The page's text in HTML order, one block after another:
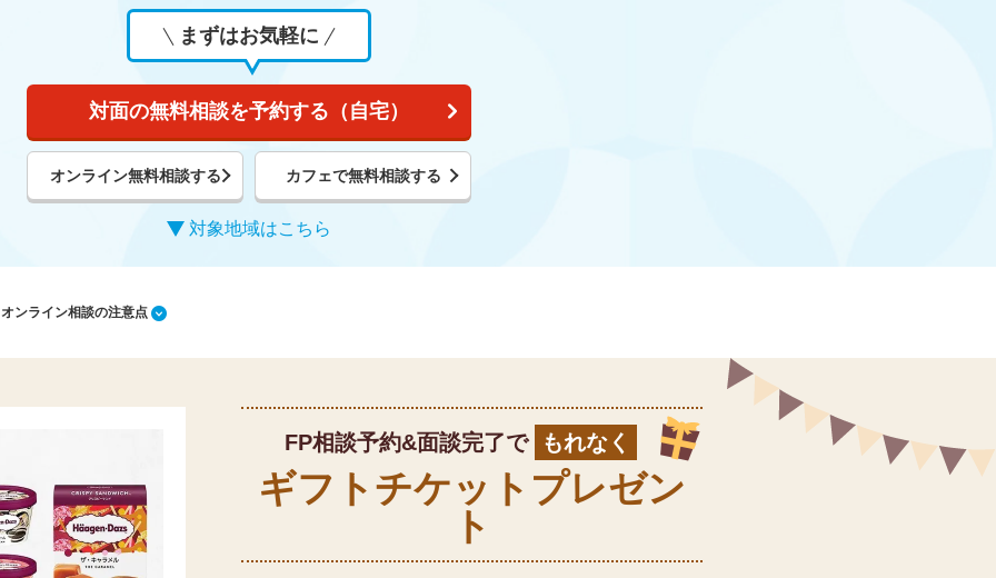
まずはお気軽に
対面の無料相談を予約する（自宅）
オンライン無料相談する カフェで無料相談する
対象地域はこちら
ンライン相談の注意点
FP相談予約&面談完了で もれなく
ギフトチケット プレゼン
ト